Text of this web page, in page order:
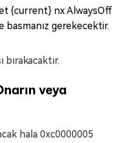
{current} nx AlwaysOff
basmanız gerekecektir.
bırakacaktır.
veya
hala 0xc0000005